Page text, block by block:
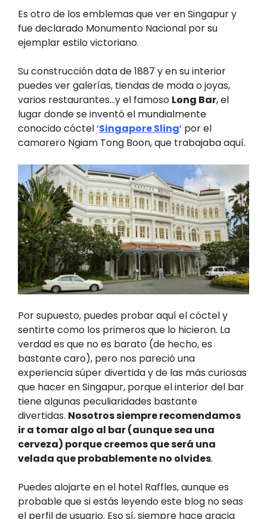
Es otro de los emblemas que ver en Singapur y
fue declarado Monumento Nacional por su
ejemplar estilo victoriano.
Su construcción data de 1887 y en su interior
puedes ver galerías, tiendas de moda o joyas,
varios restaurantes…y el famoso Long Bar, el
lugar donde se inventó el mundialmente
conocido cóctel ‘Singapore Sling‘ por el
camarero Ngiam Tong Boon, que trabajaba aquí.
Por supuesto, puedes probar aquí el cóctel y
sentirte como los primeros que lo hicieron. La
verdad es que no es barato (de hecho, es
bastante caro), pero nos pareció una
experiencia súper divertida y de las más curiosas
que hacer en Singapur, porque el interior del bar
tiene algunas peculiaridades bastante
divertidas. Nosotros siempre recomendamos
ir a tomar algo al bar (aunque sea una
cerveza) porque creemos que será una
velada que probablemente no olvides.
Puedes alojarte en el hotel Raffles, aunque es
probable que si estás leyendo este blog no seas
el perfil de usuario. Eso sí, siempre hace gracia